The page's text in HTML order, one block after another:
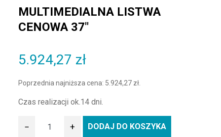
MULTIMEDIALNA LISTWA
CENOWA 37″
5.924,27 zł
Poprzednia najniższa cena: 5.924,27 zł
Czas realizacji ok.14 dni.
ilość Multimedialna listwa cenowa 37"
− + DODAJ DO KOSZYKA